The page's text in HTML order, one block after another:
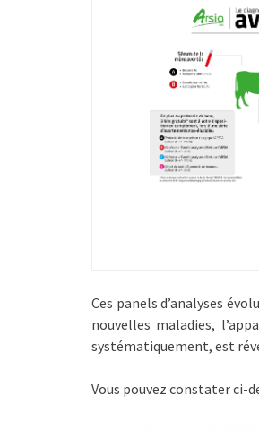
Ces panels d’analyses
nouvelles maladies,
systématiquement, est
Vous pouvez constater ci-